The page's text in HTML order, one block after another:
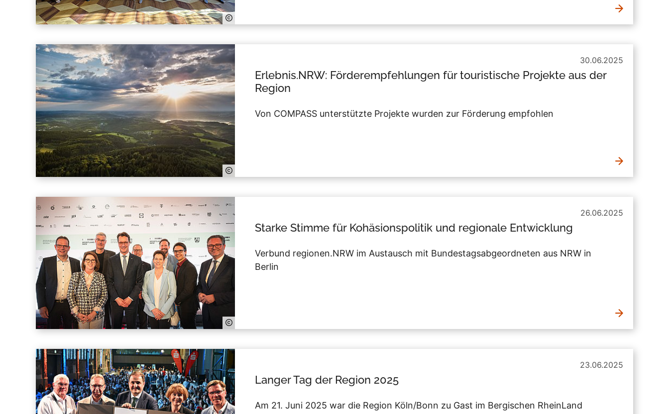
30.06.2025
Erlebnis.NRW: Förderempfehlungen für touristische Projekte aus der
Region
Von COMPASS unterstützte Projekte wurden zur Förderung empfohlen
26.06.2025
Starke Stimme für Kohäsionspolitik und regionale Entwicklung
Verbund regionen.NRW im Austausch mit Bundestagsabgeordneten aus NRW in
Berlin
23.06.2025
Langer Tag der Region 2025
Am 21. Juni 2025 war die Region Köln/Bonn zu Gast im Bergischen RheinLand